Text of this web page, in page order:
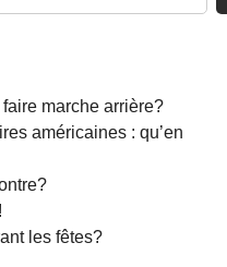
marche arrière?
américaines : qu’en
les fêtes?